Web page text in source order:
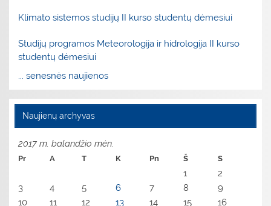
Klimato sistemos studijų II kurso studentų dėmesiui
Studijų programos Meteorologija ir hidrologija II kurso
studentų dėmesiui
... senesnės naujienos
Naujienų archyvas
2017 m. balandžio mėn.
Pr A T K Pn Š S
1
2
3
4 5 6 7 8
9
10
11 12 13 14 15
16